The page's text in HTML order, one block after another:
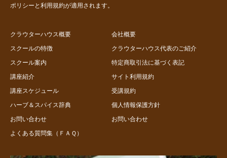
ポリシーと利用規約が適用されます。
クラウターハウス概要
スクールの特徴
スクール案内
講座紹介
講座スケジュール
ハーブ＆スパイス辞典
お問い合わせ
よくある質問集（ＦＡＱ）
会社概要
クラウターハウス代表のご紹介
特定商取引法に基づく表記
サイト利用規約
受講規約
個人情報保護方針
お問い合わせ